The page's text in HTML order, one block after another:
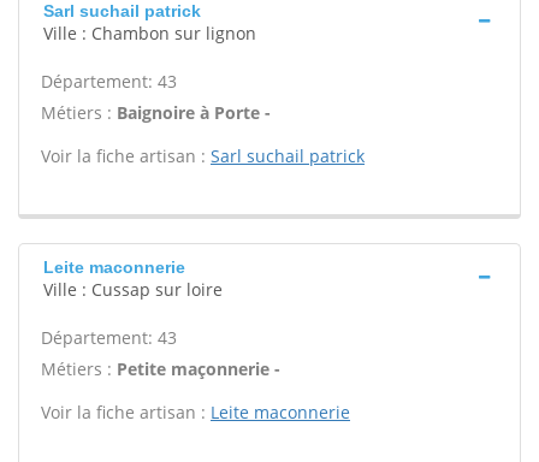
Sarl suchail patrick
Ville : Chambon sur lignon
Département: 43
Métiers : Baignoire à Porte -
Voir la fiche artisan : Sarl suchail patrick
Leite maconnerie
Ville : Cussap sur loire
Département: 43
Métiers : Petite maçonnerie -
Voir la fiche artisan : Leite maconnerie